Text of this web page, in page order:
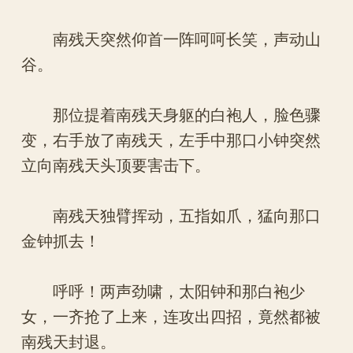
南残天突然仰首一阵呵呵长笑，声动山
谷。
那位提着南残天身躯的白袍人，脸色骤
变，右手放了南残天，左手中那口小钟突然
立向南残天头顶要害击下。
南残天独臂挥动，五指如爪，猛向那口
金钟抓去！
呼呼！两声劲啸，太阳钟和那白袍少
女，一齐抢了上来，连攻出四招，竟然都被
南残天封退。